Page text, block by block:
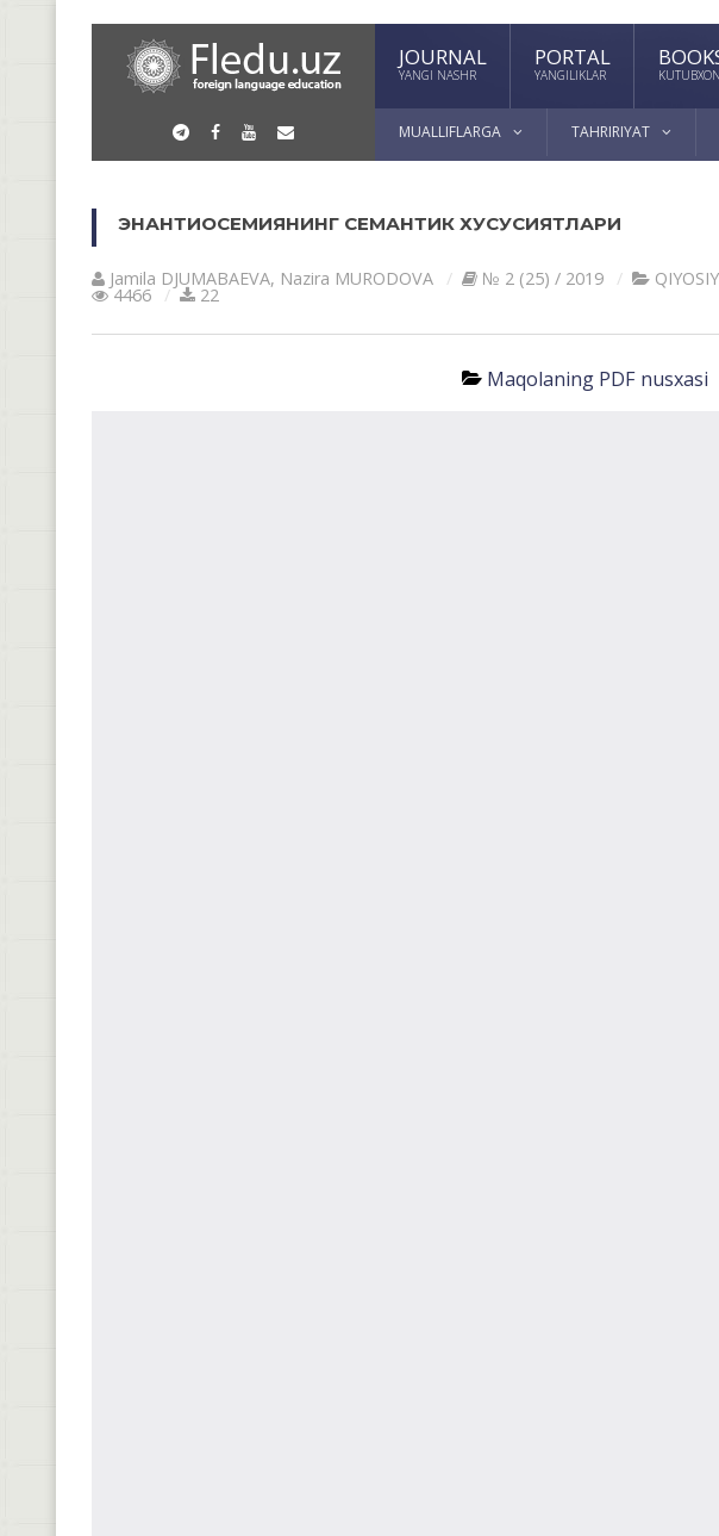
JOURNAL
YANGI NASHR
PORTAL
YANGILIKLAR
MUALLIFLARGA TAHRIRIYAT
ЭНАНТИОСЕМИЯНИНГ СЕМАНТИК ХУСУСИЯТЛАРИ
Jamila DJUMАBАEVА, Nazira MURODOVА № 2 (25) / 2019
4466 22
Maqolaning PDF nusxasi